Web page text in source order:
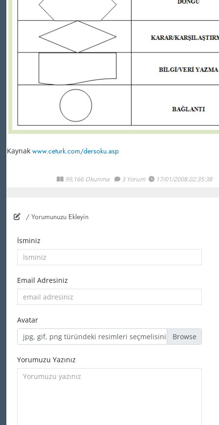
Kaynak www.ceturk.com/dersoku.asp
99,166 Okunma 3 Yorum 17/01/2008.02:35:38
/ Yorumunuzu Ekleyin
İsminiz
Email Adresiniz
Avatar
jpg, gif, png türündeki resimleri seçmelisiniz
Yorumuzu Yazınız